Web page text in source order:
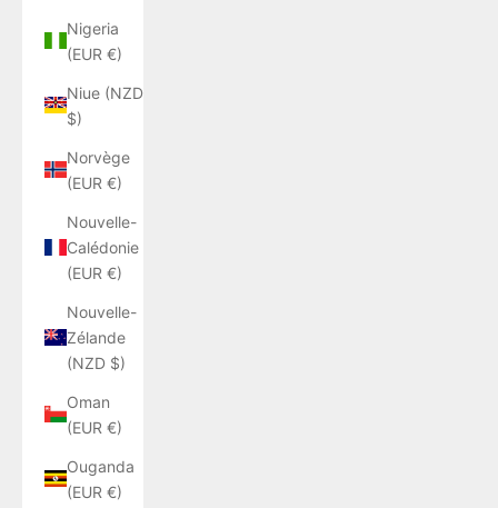
Nigeria
(EUR €)
Niue (NZD
$)
Norvège
(EUR €)
Nouvelle-
Calédonie
(EUR €)
Nouvelle-
Zélande
(NZD $)
Oman
(EUR €)
Ouganda
(EUR €)